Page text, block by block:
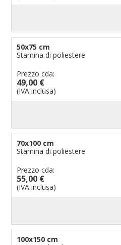
50x75 cm
Stamina di poliestere
Prezzo cda:
49,00 €
(IVA inclusa)
70x100 cm
Stamina di poliestere
Prezzo cda:
55,00 €
(IVA inclusa)
100x150 cm